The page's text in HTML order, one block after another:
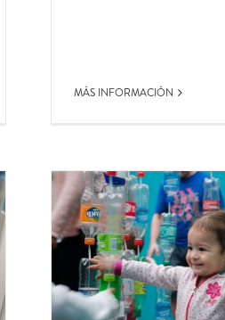
MÁS INFORMACIÓN